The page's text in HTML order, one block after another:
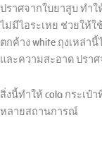
ปราศจากใบยาสูบ ทำ
ไม่มีไอระเหย ช่วยให้ใ
ตกค้าง white ถุงเหล่า
และความสะอาด ปรา
สิ่งนี้ทำให้ cola กระเป๋
หลายสถานการณ์